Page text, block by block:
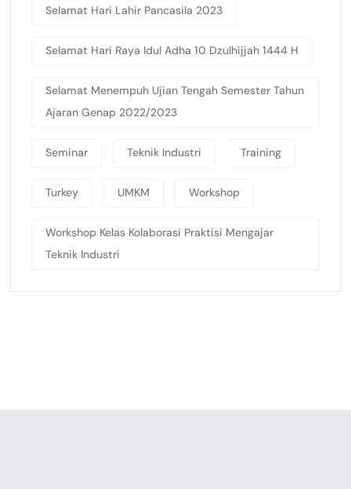
Selamat Hari Lahir Pancasila 2023
Selamat Hari Raya Idul Adha 10 Dzulhijjah 1444 H
Selamat Menempuh Ujian Tengah Semester Tahun
Ajaran Genap 2022/2023
Seminar Teknik Industri Training
Turkey UMKM Workshop
Workshop Kelas Kolaborasi Praktisi Mengajar
Teknik Industri